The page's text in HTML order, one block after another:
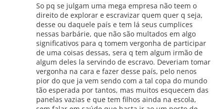
So pq se julgam uma mega empresa não teem o
direito de explorar e escravizar quem quer q seja,
desse ou daquele país e tem lá seus cumplices
nessas barbárie, que não são multados em algo
significativos para q tomem vergonha de participar
de uma coisas dessas, sera q tem algum irmão de
algum deles la servindo de escravo. Deveriam tomar
vergonha na cara e fazer desse país, pelo nenos
pior do que ja vem sendo com a tal copa do mundo
tão esperada por tantos, mas muitos esquecem das
panelas vazias e que tem filhos ainda na escola,